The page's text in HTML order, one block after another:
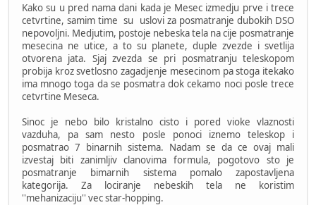
Kako su u pred nama dani kada je Mesec izmedju prve i trece
cetvrtine, samim time su uslovi za posmatranje dubokih DSO
nepovoljni. Medjutim, postoje nebeska tela na cije posmatranje
mesecina ne utice, a to su planete, duple zvezde i svetlija
otvorena jata. Sjaj zvezda se pri posmatranju teleskopom
probija kroz svetlosno zagadjenje mesecinom pa stoga itekako
ima mnogo toga da se posmatra dok cekamo noci posle trece
cetvrtine Meseca.
Sinoc je nebo bilo kristalno cisto i pored vioke vlaznosti
vazduha, pa sam nesto posle ponoci iznemo teleskop i
posmatrao 7 binarnih sistema. Nadam se da ce ovaj mali
izvestaj biti zanimljiv clanovima formula, pogotovo sto je
posmatranje bimarnih sistema pomalo zapostavljena
kategorija. Za lociranje nebeskih tela ne koristim
''mehanizaciju'' vec star-hopping.